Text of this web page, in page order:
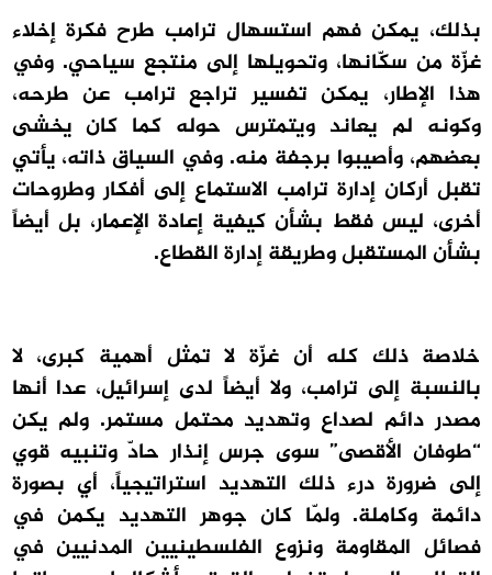
بذلك، يمكن فهم استسهال ترامب طرح فكرة إخلاء
غزّة من سكّانها، وتحويلها إلى منتجع سياحي. وفي
هذا الإطار، يمكن تفسير تراجع ترامب عن طرحه،
وكونه لم يعاند ويتمترس حوله كما كان يخشى
بعضهم، وأصيبوا برجفة منه. وفي السياق ذاته، يأتي
تقبل أركان إدارة ترامب الاستماع إلى أفكار وطروحات
أخرى، ليس فقط بشأن كيفية إعادة الإعمار، بل أيضاً
بشأن المستقبل وطريقة إدارة القطاع.
خلاصة ذلك كله أن غزّة لا تمثل أهمية كبرى، لا
بالنسبة إلى ترامب، ولا أيضاً لدى إسرائيل، عدا أنها
مصدر دائم لصداع وتهديد محتمل مستمر. ولم يكن
“طوفان الأقصى” سوى جرس إنذار حادّ وتنبيه قوي
إلى ضرورة درء ذلك التهديد استراتيجياً، أي بصورة
دائمة وكاملة. ولمّا كان جوهر التهديد يكمن في
فصائل المقاومة ونزوع الفلسطينيين المدنيين في